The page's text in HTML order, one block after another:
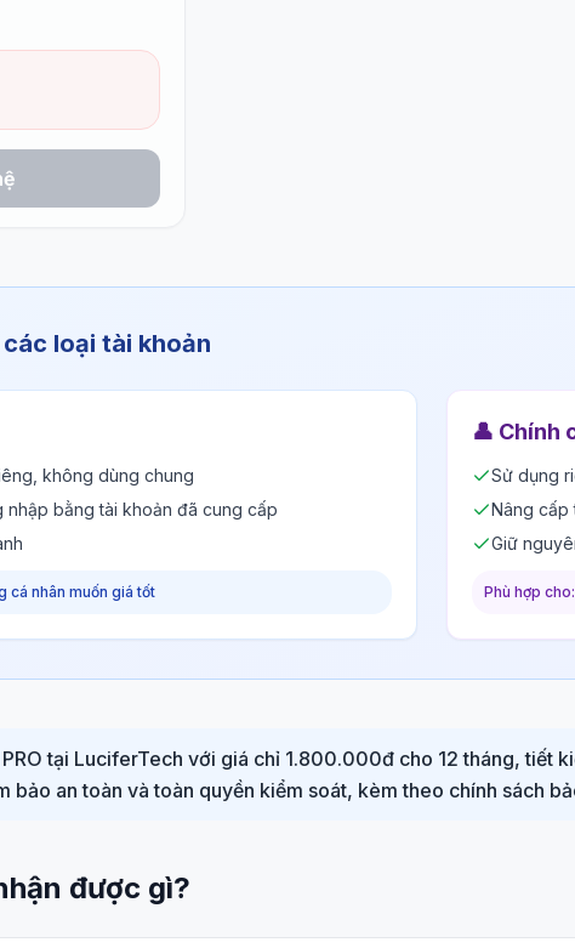
loại tài khoản
không dùng chung
nhập bằng tài khoản đã cung cấp
cá nhân muốn giá tốt
👤 Chính
Sử dụng
Nâng cấp
Giữ
Phù hợp
tại LuciferTech với giá chỉ 1.800.000đ cho 12 tháng, tiết
bảo an toàn và toàn quyền kiểm soát, kèm theo chính sách
được gì?